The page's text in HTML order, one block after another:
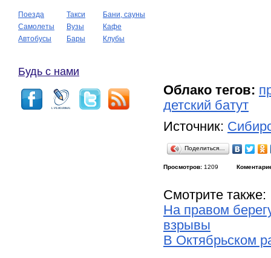
Поезда Такси
Бани, сауны
Самолеты
Вузы
Кафе
Автобусы
Бары Клубы
Будь с нами
Облако тегов:
детский батут
Источник:
Поделиться…
Просмотров: 1209
Смотрите также:
На правом
взрывы
В Октябрьском